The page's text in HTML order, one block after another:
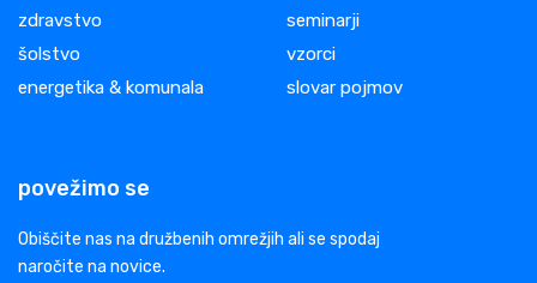
zdravstvo
šolstvo
energetika & komunala
seminarji
vzorci
slovar pojmov
povežimo se
Obiščite nas na družbenih omrežjih ali se spodaj
naročite na novice.